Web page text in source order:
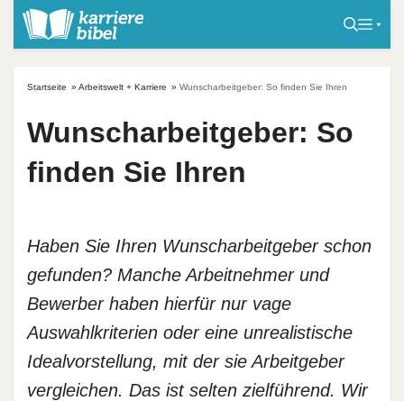
Startseite » Arbeitswelt + Karriere » Wunscharbeitgeber: So finden Sie Ihren
Wunscharbeitgeber: So
finden Sie Ihren
Haben Sie Ihren Wunscharbeitgeber schon
gefunden? Manche Arbeitnehmer und
Bewerber haben hierfür nur vage
Auswahlkriterien oder eine unrealistische
Idealvorstellung, mit der sie Arbeitgeber
vergleichen. Das ist selten zielführend. Wir